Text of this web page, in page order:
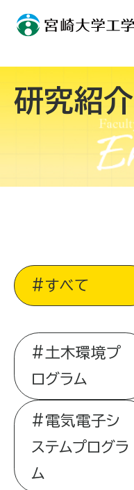
研究紹介
すべて
土木環境プ
ログラム
電気電子シ
ステムプログラ
ム